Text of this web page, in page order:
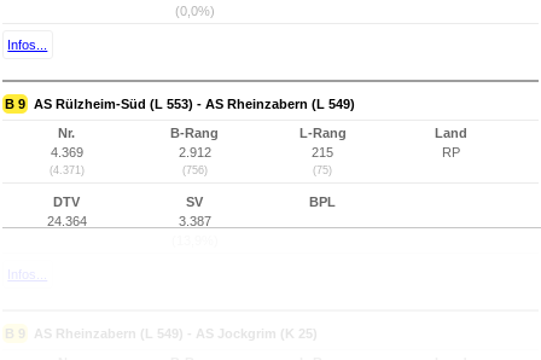
(0,0%)
Infos...
B 9 AS Rülzheim-Süd (L 553) - AS Rheinzabern (L 549)
Nr.
4.369
(4.371)
B-Rang
2.912
(756)
L-Rang
215
(75)
Land
RP
DTV
24.364
SV
3.387
BPL
Infos...
B 9 AS Rheinzabern (L 549) - AS Jockgrim (K 25)